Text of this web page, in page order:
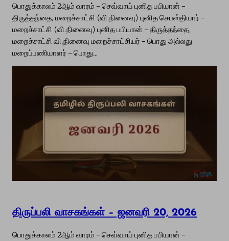
பொதுக்காலம் 2ஆம் வாரம் – செவ்வாய் புனித பபியான் –
திருத்தந்தை, மறைச்சாட்சி (வி.நினைவு) புனித செபஸ்தியார் –
மறைச்சாட்சி (வி.நினைவு) புனித பபியான் – திருத்தந்தை,
மறைச்சாட்சி வி.நினைவு மறைச்சாட்சியர் – பொது அல்லது
மறைப்பணியாளர் – பொது…
திருப்பலி வாசகங்கள் – ஜனவரி 20, 2026
பொதுக்காலம் 2ஆம் வாரம் – செவ்வாய் புனித பபியான் –